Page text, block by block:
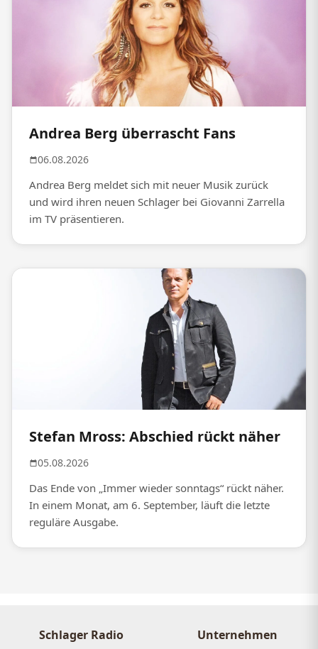
Andrea Berg überrascht Fans
06.08.2026
Andrea Berg meldet sich mit neuer Musik zurück
und wird ihren neuen Schlager bei Giovanni Zarrella
im TV präsentieren.
Stefan Mross: Abschied rückt näher
05.08.2026
Das Ende von „Immer wieder sonntags“ rückt näher.
In einem Monat, am 6. September, läuft die letzte
reguläre Ausgabe.
Schlager Radio Unternehmen